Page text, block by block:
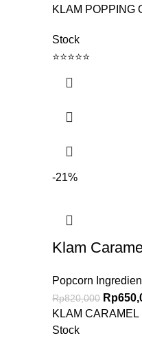
KLAM POPPING
Stock 150
⭐⭐⭐⭐⭐
-21%
Klam
Popcorn
Rp820,000 Rp
KLAM CARAMEL
Stock 226